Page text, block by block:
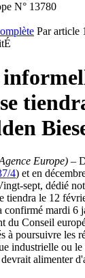
N° 13780
Par article
Europe) –
4) et en
sept, dédié
tiendra le 12
mardi 6
du Conseil
à poursuivre les
industrielle ou le
alimenter